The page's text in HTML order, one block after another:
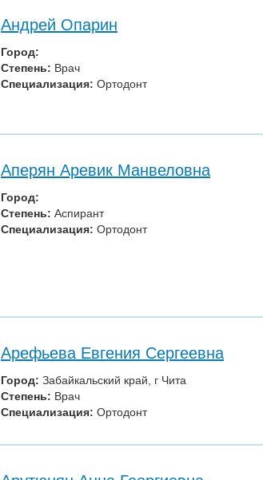
Андрей Опарин
Город:
Степень: Врач
Специализация: Ортодонт
Аперян Аревик Манвеловна
Город:
Степень: Аспирант
Специализация: Ортодонт
Арефьева Евгения Сергеевна
Город: Забайкальский край, г Чита
Степень: Врач
Специализация: Ортодонт